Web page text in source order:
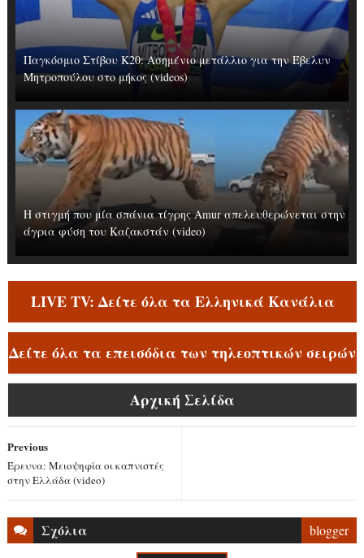
Παγκόσμιο Στίβου Κ20: Ασημένιο μετάλλιο για την Έβελυν
Μητροπούλου στο μήκος (videos)
Η στιγμή που μία σπάνια τίγρης Amur απελευθερώνεται στην
άγρια φύση του Καζακστάν (video)
LIVE TV: Δείτε όλα τα Ελληνικά Κανάλια
Δείτε όλα τα επεισόδια των τηλεοπτικών σειρών
Αρχική Σελίδα
Previous
Έρευνα: Μειοψηφία οι καπνιστές
στην Ελλάδα (video)
Σχόλια blogger